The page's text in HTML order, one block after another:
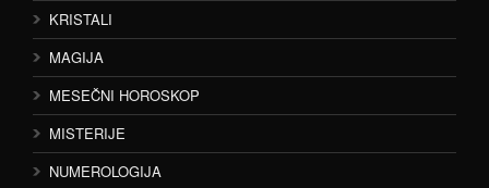
KRISTALI
MAGIJA
MESEČNI HOROSKOP
MISTERIJE
NUMEROLOGIJA